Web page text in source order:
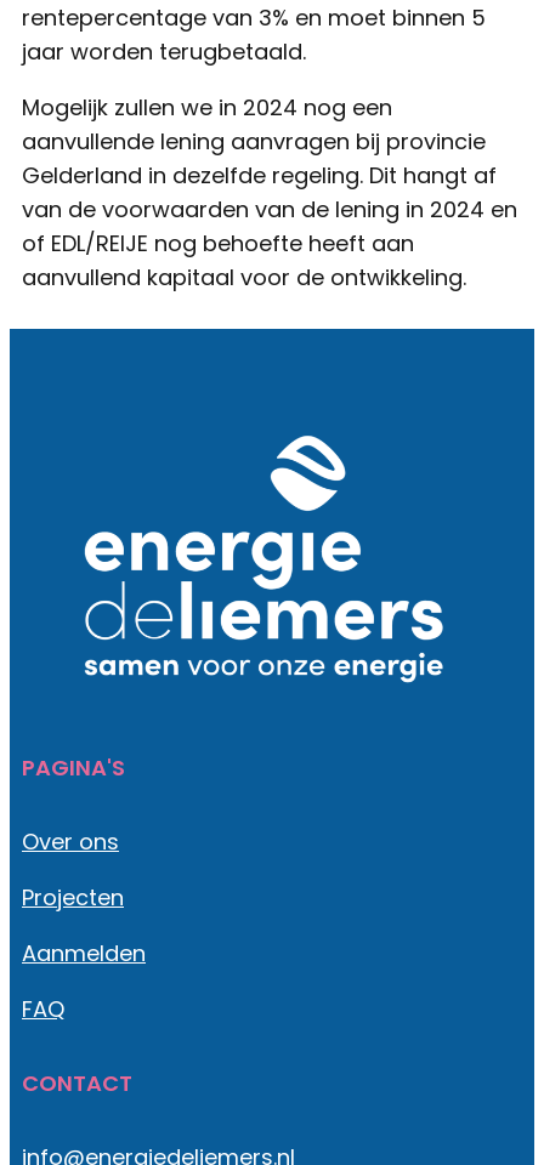
rentepercentage van 3% en moet binnen 5
jaar worden terugbetaald.
Mogelijk zullen we in 2024 nog een
aanvullende lening aanvragen bij provincie
Gelderland in dezelfde regeling. Dit hangt af
van de voorwaarden van de lening in 2024 en
of EDL/REIJE nog behoefte heeft aan
aanvullend kapitaal voor de ontwikkeling.
PAGINA'S
Over ons
Projecten
Aanmelden
FAQ
CONTACT
info@energiedeliemers.nl